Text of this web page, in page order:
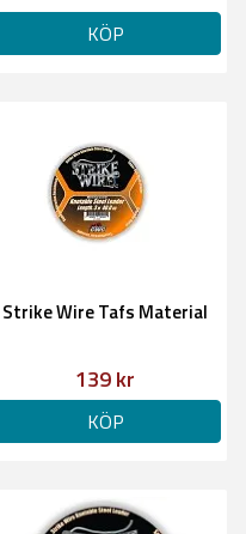
KÖP
Strike Wire Tafs Material
139 kr
KÖP